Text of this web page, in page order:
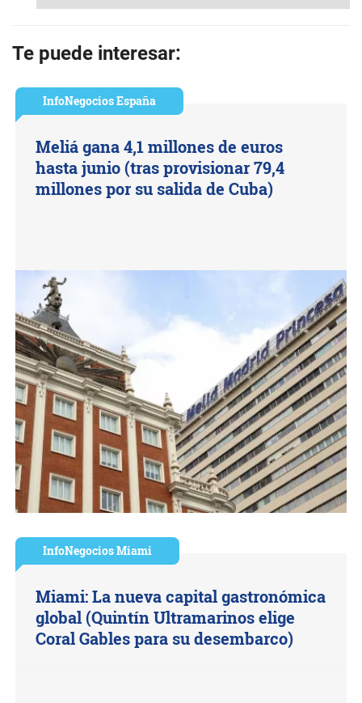
Te puede interesar:
InfoNegocios España
Meliá gana 4,1 millones de euros
hasta junio (tras provisionar 79,4
millones por su salida de Cuba)
InfoNegocios Miami
Miami: La nueva capital gastronómica
global (Quintín Ultramarinos elige
Coral Gables para su desembarco)